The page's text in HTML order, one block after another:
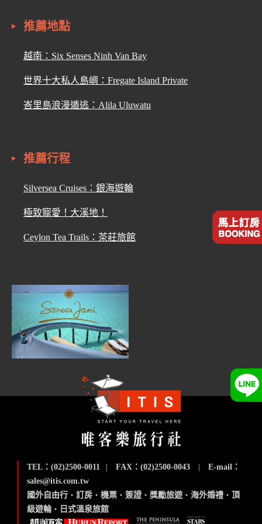
推薦地點
越南：Six Senses Ninh Van Bay
世界十大私人島嶼：Fregate Island Private
峇里島浪漫遁逃：Alila Uluwatu
推薦行程
Silversea Cruises：銀海遊輪
極致寵愛！大溪地！
Ceylon Tea Trails：茶莊旅館
TEL：(02)2500-0011 FAX：(02)2500-0043
E-mail：
sales@itis.com.tw
國外自由行 ‧ 訂房 ‧ 機票 ‧ 簽證 ‧ 獎勵旅遊 ‧ 海外婚禮 ‧ 頂
級遊輪 ‧ 日式溫泉旅館